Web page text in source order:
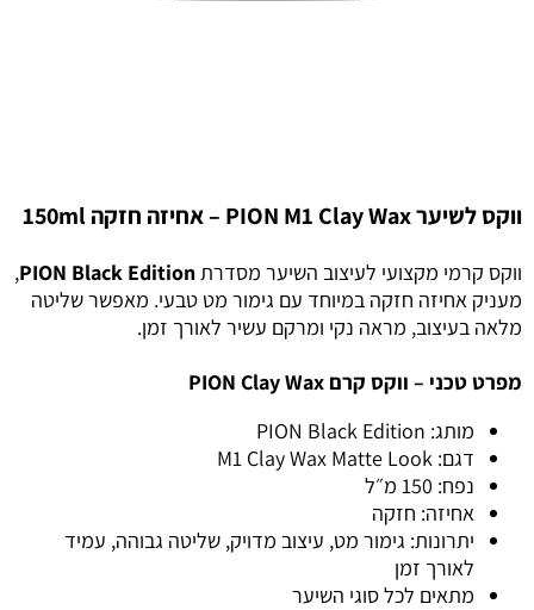
ווקס לשיער PION M1 Clay Wax – אחיזה חזקה 150ml
ווקס קרמי מקצועי לעיצוב השיער מסדרתPION Black Edition
,
מעניק אחיזה חזקה במיוחד עם גימור מט טבעי. מאפשר שליטה
מלאה בעיצוב, מראה נקי ומרקם עשיר לאורך זמן.
מפרט טכני – ווקס קרם PION Clay Wax
מותג: PION Black Edition
דגם: M1 Clay Wax Matte Look
נפח: 150 מ״ל
אחיזה: חזקה
יתרונות: גימור מט, עיצוב מדויק, שליטה גבוהה, עמיד
לאורך זמן
מתאים לכל סוגי השיער